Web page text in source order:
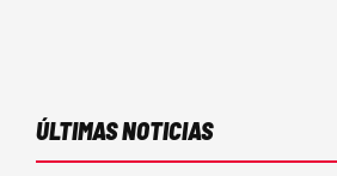
ÚLTIMAS NOTICIAS